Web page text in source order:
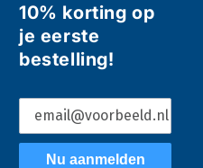
10% korting op
je eerste
bestelling!
Nu aanmelden